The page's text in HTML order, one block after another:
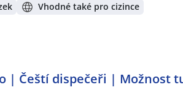
Vhodné také pro cizince
| Čeští dispečeři | Možnost